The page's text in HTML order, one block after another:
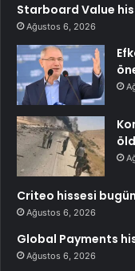
Starboard Value
Ağustos 6, 2026
Criteo hissesi
Ağustos 6, 2026
Global Payments
Ağustos 6, 2026